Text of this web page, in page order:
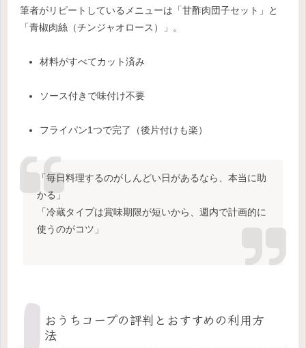
筆者がリピートしているメニューは「甘酢肉団子セット」と
「青椒肉絲（チンジャオロース）」。
材料がすべてカット済み
ソース付きで味付け不要
フライパン1つで完了（後片付けも楽）
「毎日料理するのがしんどい日があるなら、本当に助
かる」
「冷蔵タイプは賞味期限が短いから、週内で計画的に
使うのがコツ」
おうちコープの評判とおすすめの利用方
法